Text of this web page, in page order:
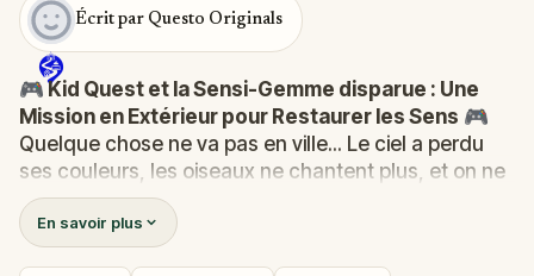
Écrit par Questo Originals
🎮 Kid Quest et la Sensi-Gemme disparue : Une
Mission en Extérieur pour Restaurer les Sens 🎮
Quelque chose ne va pas en ville... Le ciel a perdu
ses couleurs, les oiseaux ne chantent plus, et on ne
sent plus les gâteaux de la pâtisserie. La Sensi-
Gemme, la source de la vue, de l'ouïe, du goût et du
toucher, a disparu !
En savoir plus